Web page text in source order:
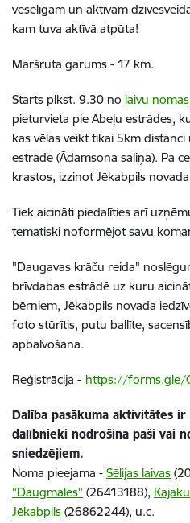
veselīgam un aktīvam
kam tuva aktīvā atpūta!
Maršruta garums - 17 km.
Starts plkst. 9.30 no laivu
pieturvieta pie Ābeļu estrādes,
kas vēlas veikt tikai 5km
estrādē (Ādamsona saliņā). Pa
krastos, izzinot Jēkabpils
Tiek aicināti piedalīties arī
tematiski noformējot savu
"Daugavas krāču reida"
brīvdabas estrādē uz kuru
bērniem, Jēkabpils novada
foto stūrītis, putu ballīte,
apbalvošana.
Reģistrācija - https://forms.gle/
Dalība pasākuma aktivitātes
dalībnieki nodrošina paši vai
sniedzējiem.
Noma pieejama - Sēlijas laivas
"Daugmales" (26413188),
Jēkabpils (26862244), u.c.